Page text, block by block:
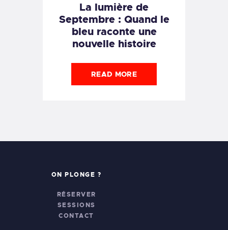
La lumière de
Septembre : Quand le
bleu raconte une
nouvelle histoire
READ MORE
ON PLONGE ?
RÉSERVER
SESSIONS
CONTACT